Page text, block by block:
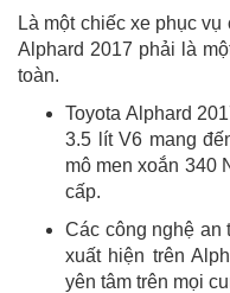
Là một chiếc xe phục
Alphard 2017 phải là
toàn.
Toyota Alphard
3.5 lít V6 mang
mô men xoắn 340
cấp.
Các công nghệ an
xuất hiện trên
yên tâm trên mọi